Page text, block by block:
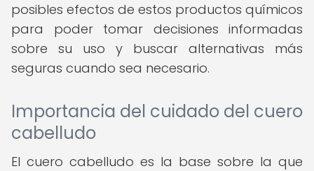
posibles efectos de estos productos químicos
para poder tomar decisiones informadas
sobre su uso y buscar alternativas más
seguras cuando sea necesario.
Importancia del cuidado del cuero
cabelludo
El cuero cabelludo es la base sobre la que